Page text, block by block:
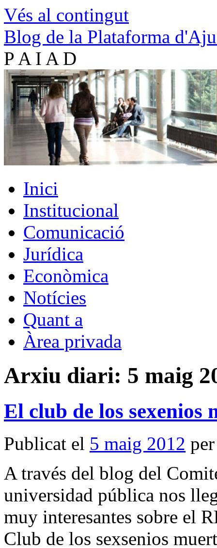
Vés al contingut
Blog de la Plataforma
P A I A D
Inici
Institucional
Comunicació
Jurídica
Econòmica
Notícies
Quant a
Àrea privada
Arxiu diari: 5 maig
El club de los sexenios
Publicat el 5 maig 2012 per
A través del blog del
universidad pública nos
muy interesantes sobre el
Club de los sexsenios